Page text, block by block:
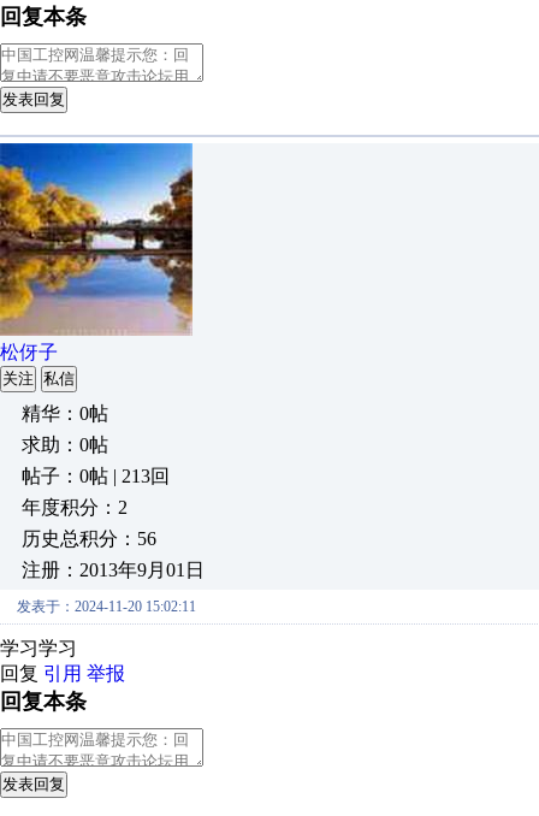
回复本条
发表回复
松伢子
关注 私信
精华：0帖
求助：0帖
帖子：0帖 | 213回
年度积分：2
历史总积分：56
注册：2013年9月01日
发表于：2024-11-20 15:02:11
学习学习
回复 引用 举报
回复本条
发表回复